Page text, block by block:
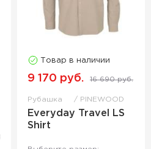
Товар в наличии
9 170 руб. 16 690 руб.
Рубашка PINEWOOD
Everyday Travel LS
Shirt